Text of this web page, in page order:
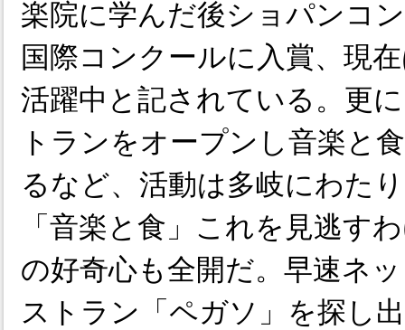
楽院に学んだ後ショパンコ
国際コンクールに入賞、現
活躍中と記されている。更
トランをオープンし音楽と
るなど、活動は多岐にわた
「音楽と食」これを見逃す
の好奇心も全開だ。早速ネ
ストラン「ペガソ」を探し